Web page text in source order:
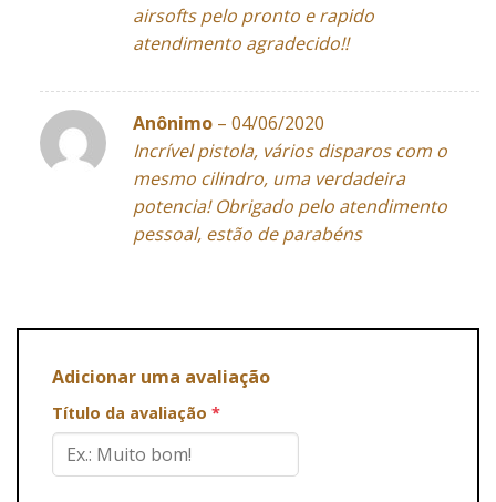
airsofts pelo pronto e rapido
atendimento agradecido!!
Anônimo – 04/06/2020
Incrível pistola, vários disparos com o
mesmo cilindro, uma verdadeira
potencia! Obrigado pelo atendimento
pessoal, estão de parabéns
Adicionar uma avaliação
Título da avaliação *